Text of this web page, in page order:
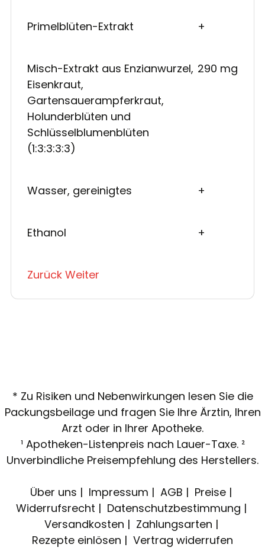
Primelblüten-Extrakt +
Misch-Extrakt aus Enzianwurzel,
Eisenkraut,
Gartensauerampferkraut,
Holunderblüten und
Schlüsselblumenblüten
(1:3:3:3:3)
290 mg
Wasser, gereinigtes +
Ethanol +
Zurück Weiter
* Zu Risiken und Nebenwirkungen lesen Sie die
Packungsbeilage und fragen Sie Ihre Ärztin, Ihren
Arzt oder in Ihrer Apotheke.
¹ Apotheken-Listenpreis nach Lauer-Taxe. ²
Unverbindliche Preisempfehlung des Herstellers.
Über uns Impressum AGB
Preise
Widerrufsrecht
Datenschutzbestimmung
Versandkosten
Zahlungsarten
Rezepte einlösen
Vertrag widerrufen